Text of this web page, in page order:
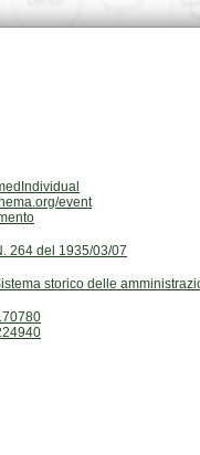
event
264 del 1935/03/07
storico delle